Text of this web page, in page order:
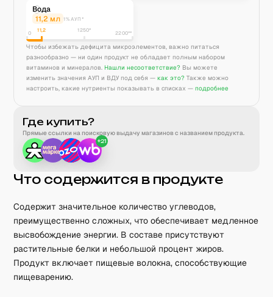
Вода
11,2 мл 1% АУП*
0 11,2 1250* 2200**
Чтобы избежать дефицита микроэлементов, важно питаться
разнообразно — ни один продукт не обладает полным набором
витаминов и минералов. Нашли несоответствие? Вы можете
изменить значения АУП и ВДУ под себя — как это? Также можно
настроить, какие нутриенты показывать в списках — подробнее
Где купить?
Прямые ссылки на поисковую выдачу магазинов с названием продукта.
+21
Что содержится в продукте
Содержит значительное количество углеводов,
преимущественно сложных, что обеспечивает медленное
высвобождение энергии. В составе присутствуют
растительные белки и небольшой процент жиров.
Продукт включает пищевые волокна, способствующие
пищеварению.